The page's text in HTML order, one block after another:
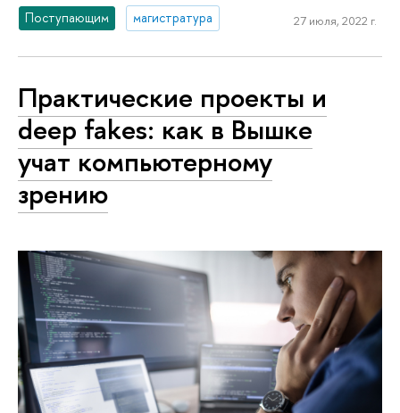
Поступающим магистратура 27 июля, 2022 г.
Практические проекты и
deep fakes: как в Вышке
учат компьютерному
зрению